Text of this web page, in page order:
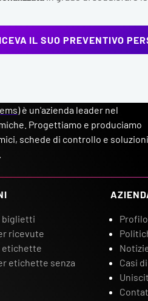
IL SUO PREVENTIVO
) è un'azienda leader nel
Progettiamo e produciamo
schede di controllo e soluzioni
biglietti
ricevute
etichette
etichette senza
Casi